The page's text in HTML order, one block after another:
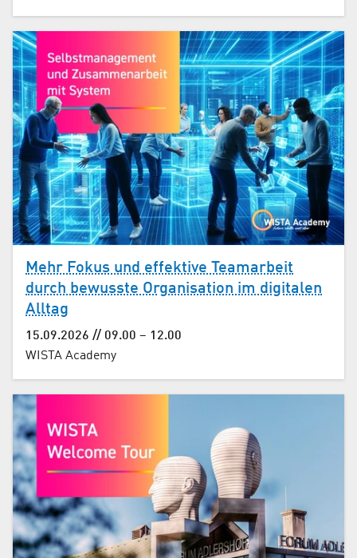
Mehr Fokus und effektive Teamarbeit
durch bewusste Organisation im digitalen
Alltag
15.09.2026 // 09.00 – 12.00
WISTA Academy